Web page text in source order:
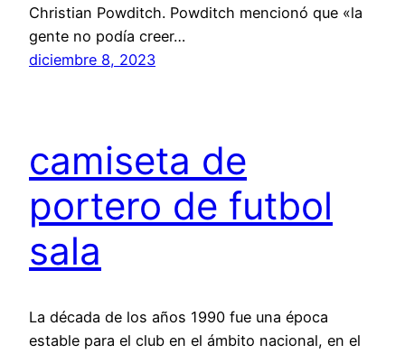
Christian Powditch. Powditch mencionó que «la
gente no podía creer…
diciembre 8, 2023
camiseta de
portero de futbol
sala
La década de los años 1990 fue una época
estable para el club en el ámbito nacional, en el